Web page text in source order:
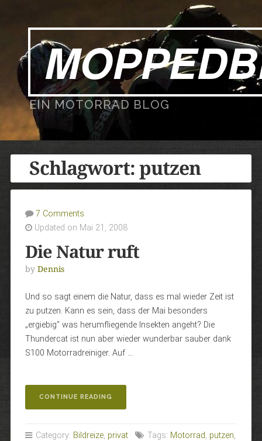
EIN MOTORRAD BLOG
Schlagwort: putzen
7 Comments
Updated on Mai 21, 2008
Die Natur ruft
by Dennis
Und so sagt einem die Natur, dass es mal wieder Zeit ist
zu putzen. Kann es sein, dass der Mai besonders
„ergiebig“ was herumfliegende Insekten angeht? Die
Thundercat ist nun aber wieder wunderbar sauber dank
S100 Motorradreiniger. Auf …
CONTINUE READING
NATUR
Category: Bildreize, privat Tags: Motorrad, putzen,